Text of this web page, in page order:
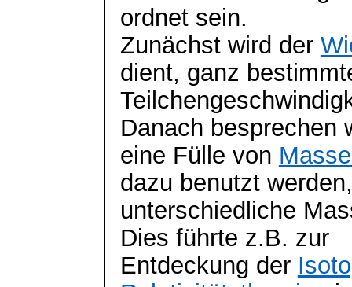
ordnet sein.
Zunächst wird der
dient, ganz
Danach besprechen
eine Fülle von
dazu benutzt werden,
unterschied liche
Dies führte z.B. zur
Entdeckung der